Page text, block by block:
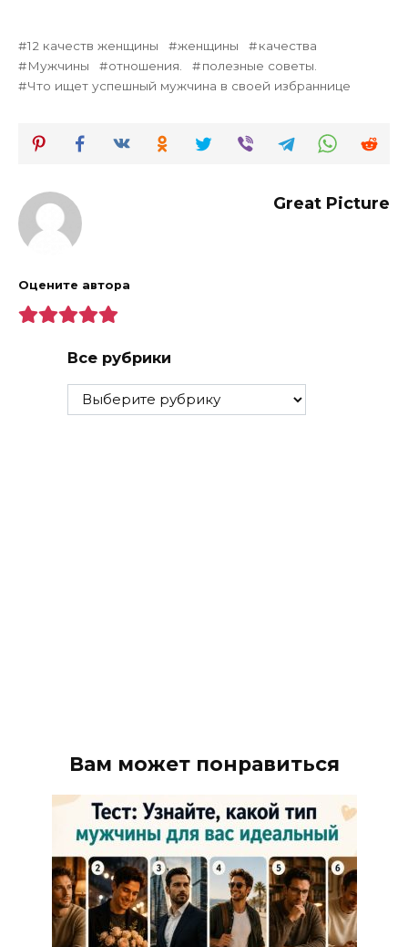
12 качеств женщины женщины
качества
Мужчины
отношения.
полезные советы.
Что ищет успешный мужчина в своей избраннице
Great Picture
Оцените автора
Все рубрики
Все
рубрики
Вам может понравиться